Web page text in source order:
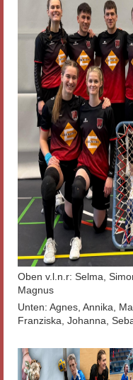
Oben v.l.n.r: Selma,
Magnus
Unten: Agnes, Annika,
Franziska, Johanna,